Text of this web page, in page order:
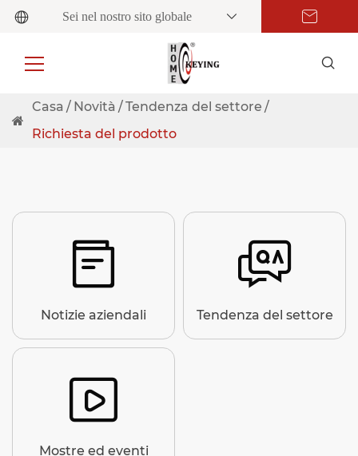
Sei nel nostro sito globale
Casa Novità
Tendenza del settore
Richiesta del prodotto

Notizie aziendali

Tendenza del settore

Mostre ed eventi